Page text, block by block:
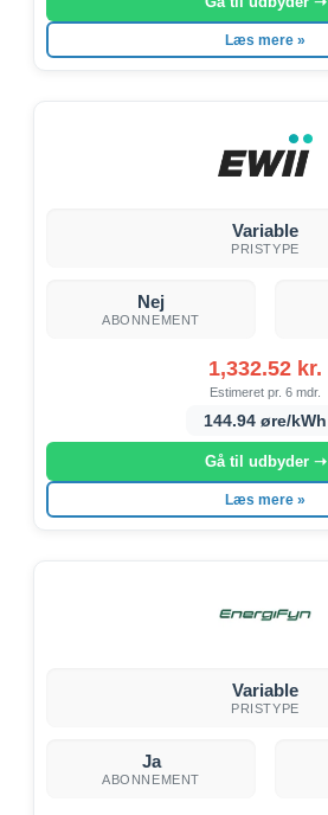
Læs mere »
Variable
PRISTYPE
Nej
ABONNEMENT
1,332.52 kr.
Estimeret pr. 6 mdr.
144.94 øre/kWh
Gå til udbyder ➝
Læs mere »
Variable
PRISTYPE
Ja
ABONNEMENT